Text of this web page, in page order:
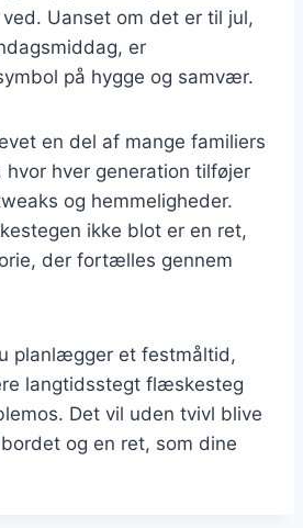
Uanset om det er til jul,
er
på hygge og samvær.
en del af mange familiers
hvor hver generation tilføjer
og hemmeligheder.
ikke blot er en ret,
der fortælles gennem
planlægger et festmåltid,
langtidsstegt flæskesteg
Det vil uden tvivl blive
og en ret, som dine